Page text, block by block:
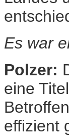
Es war
Polzer:
eine
effizient